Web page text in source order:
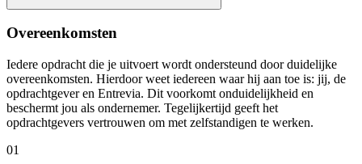
Overeenkomsten
Iedere opdracht die je uitvoert wordt ondersteund door duidelijke
overeenkomsten. Hierdoor weet iedereen waar hij aan toe is: jij, de
opdrachtgever en Entrevia. Dit voorkomt onduidelijkheid en
beschermt jou als ondernemer. Tegelijkertijd geeft het
opdrachtgevers vertrouwen om met zelfstandigen te werken.
01